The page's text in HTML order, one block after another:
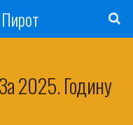
2025. Годину